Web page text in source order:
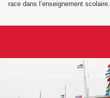
race dans l’enseignement scolaire.